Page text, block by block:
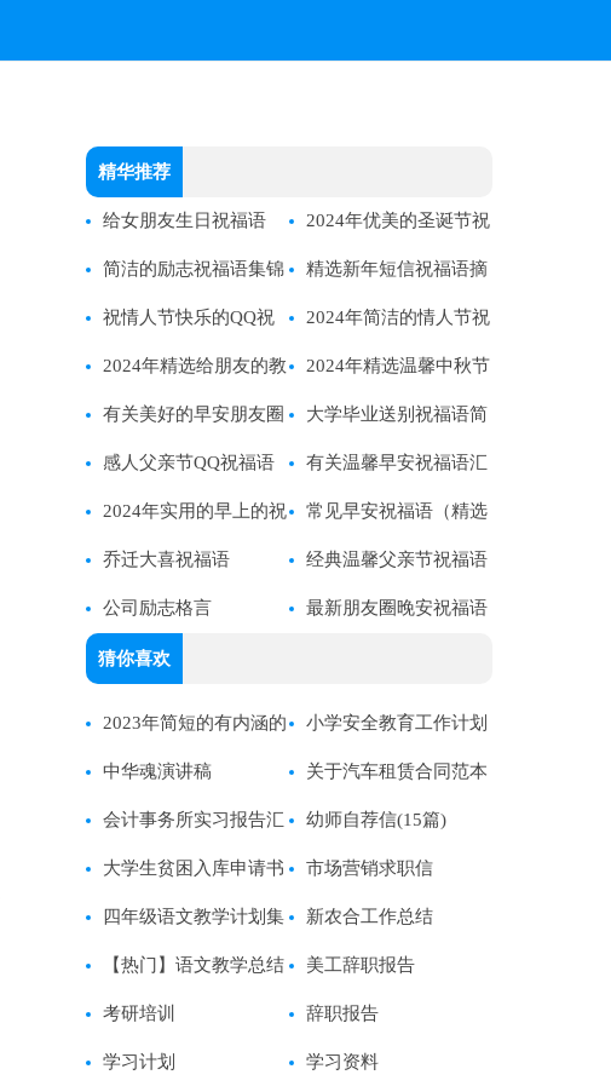
精华推荐
给女朋友生日祝福语 2024年优美的圣诞节祝
福语23条
简洁的励志祝福语集锦
72句
精选新年短信祝福语摘
录68句
祝情人节快乐的QQ祝
福语汇编50条
2024年简洁的情人节祝
福语句摘录30句
2024年精选给朋友的教
师节QQ祝福语24条
2024年精选温馨中秋节
祝福语短信18句
有关美好的早安朋友圈
祝福语26句
大学毕业送别祝福语简
短文艺励志
感人父亲节QQ祝福语
大合集62条
有关温馨早安祝福语汇
总70句精选
2024年实用的早上的祝
福语录摘录69句
常见早安祝福语（精选
35句）
乔迁大喜祝福语 经典温馨父亲节祝福语
句（通用60句）
公司励志格言 最新朋友圈晚安祝福语
猜你喜欢
2023年简短的有内涵的
语录集合75条
小学安全教育工作计划
15篇
中华魂演讲稿 关于汽车租赁合同范本
会计事务所实习报告汇
总6篇
幼师自荐信(15篇)
大学生贫困入库申请书 市场营销求职信
四年级语文教学计划集
锦15篇
新农合工作总结
【热门】语文教学总结
9篇
美工辞职报告
考研培训 辞职报告
学习计划 学习资料